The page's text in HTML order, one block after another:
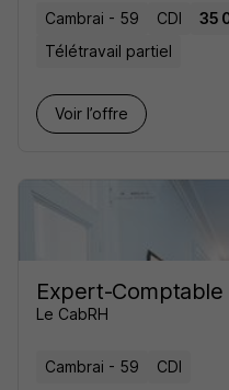
Cambrai - 59 CDI
35
Télétravail partiel
Voir l’offre
Expert-Comptable
Le CabRH
Cambrai - 59 CDI